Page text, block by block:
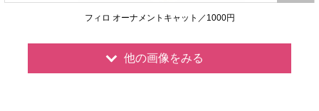
フィロ オーナメントキャット／1000円
他の画像をみる